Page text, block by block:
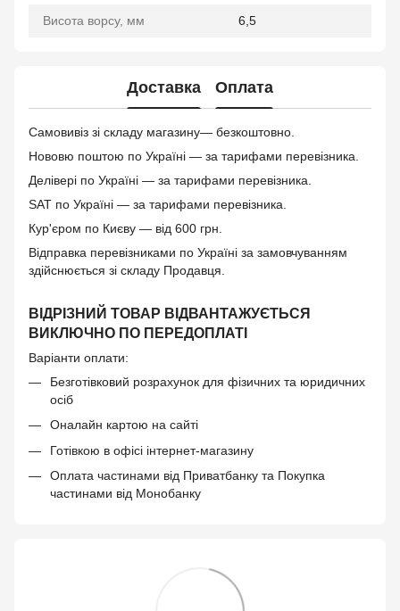
Висота ворсу, мм 6,5
Доставка Оплата
Самовивіз зі складу магазину— безкоштовно.
Нововю поштою по Україні — за тарифами перевізника.
Делівері по Україні — за тарифами перевізника.
SAT по Україні — за тарифами перевізника.
Кур'єром по Києву — від 600 грн.
Відправка перевізниками по Україні за замовчуванням
здійснюється зі складу Продавця.
ВІДРІЗНИЙ ТОВАР ВІДВАНТАЖУЄТЬСЯ
ВИКЛЮЧНО ПО ПЕРЕДОПЛАТІ
Варіанти оплати:
Безготівковий розрахунок для фізичних та юридичних
осіб
Оналайн картою на сайті
Готівкою в офісі інтернет-магазину
Оплата частинами від Приватбанку та Покупка
частинами від Монобанку